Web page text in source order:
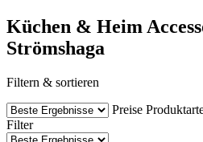
Küchen & Heim
Strömshaga
Filtern & sortieren
Preise
Filter